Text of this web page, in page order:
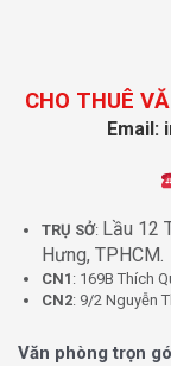
CHO THUÊ
Email:
TRỤ SỞ: Lầu 12
Hưng, TPHCM.
CN1 : 169B Thích
CN2: 9/2 Nguyễn
Văn phòng trọn